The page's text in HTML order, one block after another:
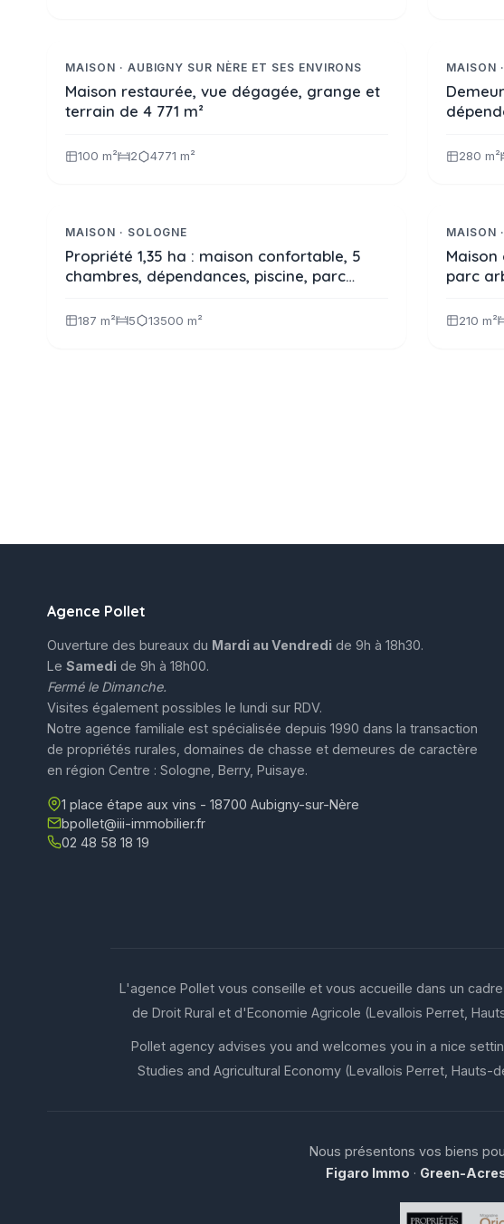
VIDÉO
MAISON · AUBIGNY SUR NÈRE ET SES ENVIRONS
Maison restaurée, vue dégagée, grange et
terrain de 4 771 m²
100 m² 2 4771 m²
VIDÉO
MAISON
280 m²
A LA VENTE
MAISON · SOLOGNE
Propriété 1,35 ha : maison confortable, 5
chambres, dépendances, piscine, parc
187 m² 5 13500 m²
MAISON
Maison
parc
210 m²
Agence Pollet
Ouverture des bureaux du Mardi au Vendredi de 9h à 18h30.
Le Samedi de 9h à 18h00.
Fermé le Dimanche.
Visites également possibles le lundi sur RDV.
Notre agence familiale est spécialisée depuis 1990 dans la transaction
de propriétés rurales, domaines de chasse et demeures de caractère
en région Centre : Sologne, Berry, Puisaye.
1 place étape aux vins - 18700 Aubigny-sur-Nère
bpollet@iii-immobilier.fr
02 48 58 18 19
L'agence Pollet vous conseille et vous accueille dans un
de Droit Rural et d'Economie Agricole (Levallois Perret,
Pollet agency advises you and welcomes you in a nice
Studies and Agricultural Economy (Levallois Perret,
Nous présentons vos biens
Figaro Immo · Green-